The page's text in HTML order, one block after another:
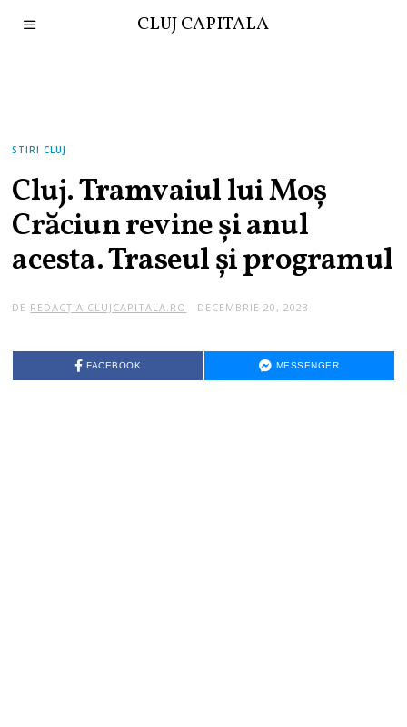
CLUJ CAPITALA
STIRI CLUJ
Cluj. Tramvaiul lui Moș
Crăciun revine și anul
acesta. Traseul și programul
DE REDACȚIA CLUJCAPITALA.RO DECEMBRIE 20, 2023
FACEBOOK MESSENGER